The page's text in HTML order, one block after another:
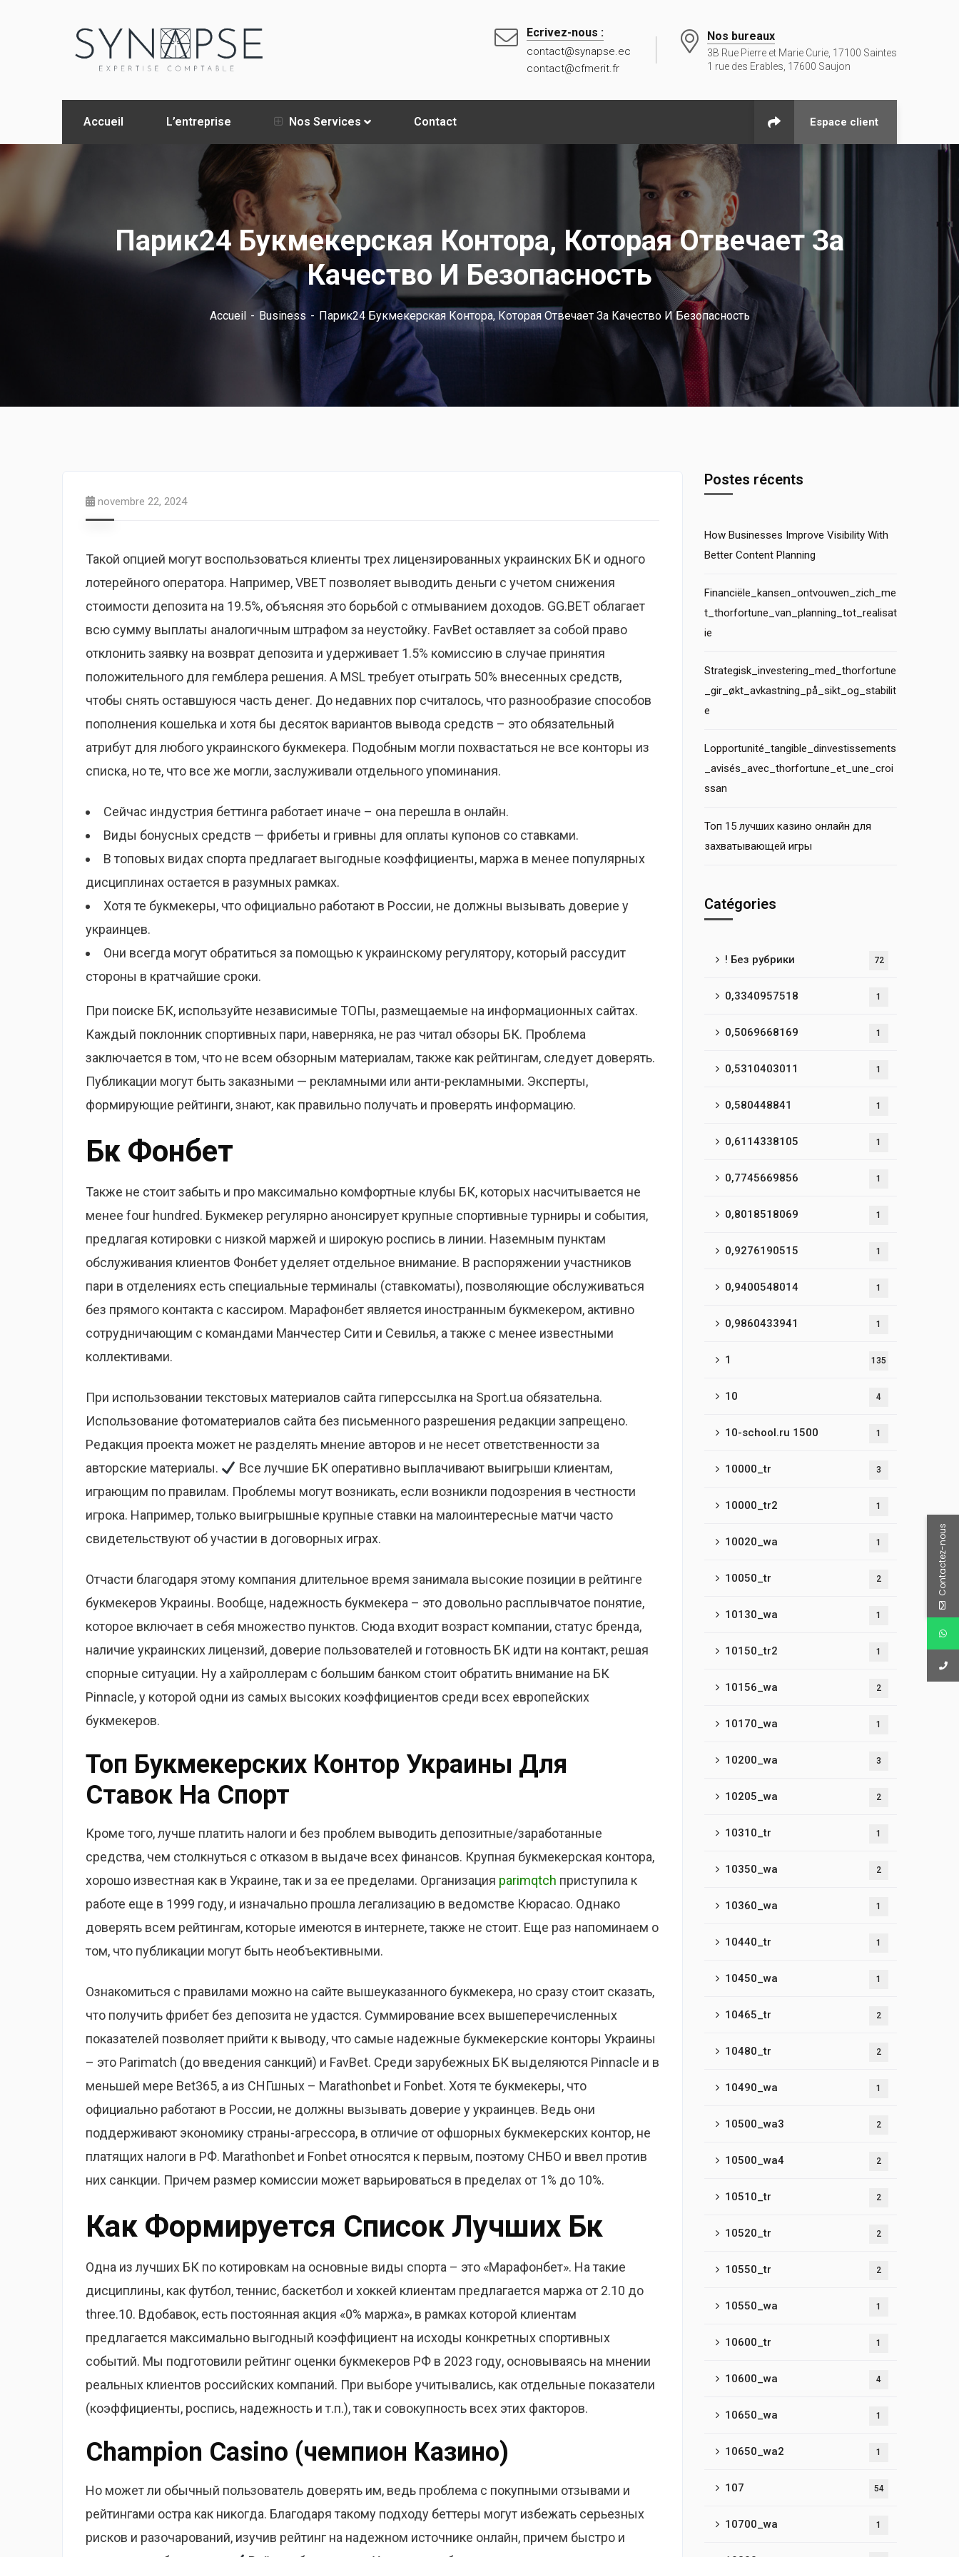
Ecrivez-nous :
contact@synapse.ec
contact@cfmerit.fr
Nos bureaux
3B Rue Pierre et Marie Curie, 17100 Saintes
1 rue des Erables, 17600 Saujon
Accueil L’entreprise Nos Services Contact Espace client
Парик24 Букмекерская Контора, Которая Отвечает За
Качество И Безопасность
Accueil Business Парик24 Букмекерская Контора, Которая Отвечает За Качество И Безопасность
novembre 22, 2024
Такой опцией могут воспользоваться клиенты трех лицензированных украинских БК и одного
лотерейного оператора. Например, VBET позволяет выводить деньги с учетом снижения
стоимости депозита на 19.5%, объясняя это борьбой с отмыванием доходов. GG.BET облагает
всю сумму выплаты аналогичным штрафом за неустойку. FavBet оставляет за собой право
отклонить заявку на возврат депозита и удерживает 1.5% комиссию в случае принятия
положительного для гемблера решения. А MSL требует отыграть 50% внесенных средств,
чтобы снять оставшуюся часть денег. До недавних пор считалось, что разнообразие способов
пополнения кошелька и хотя бы десяток вариантов вывода средств – это обязательный
атрибут для любого украинского букмекера. Подобным могли похвастаться не все конторы из
списка, но те, что все же могли, заслуживали отдельного упоминания.
Сейчас индустрия беттинга работает иначе – она перешла в онлайн.
Виды бонусных средств — фрибеты и гривны для оплаты купонов со ставками.
В топовых видах спорта предлагает выгодные коэффициенты, маржа в менее популярных
дисциплинах остается в разумных рамках.
Хотя те букмекеры, что официально работают в России, не должны вызывать доверие у
украинцев.
Они всегда могут обратиться за помощью к украинскому регулятору, который рассудит
стороны в кратчайшие сроки.
При поиске БК, используйте независимые ТОПы, размещаемые на информационных сайтах.
Каждый поклонник спортивных пари, наверняка, не раз читал обзоры БК. Проблема
заключается в том, что не всем обзорным материалам, также как рейтингам, следует доверять.
Публикации могут быть заказными — рекламными или анти-рекламными. Эксперты,
формирующие рейтинги, знают, как правильно получать и проверять информацию.
Бк Фонбет
Также не стоит забыть и про максимально комфортные клубы БК, которых насчитывается не
менее four hundred. Букмекер регулярно анонсирует крупные спортивные турниры и события,
предлагая котировки с низкой маржей и широкую роспись в линии. Наземным пунктам
обслуживания клиентов Фонбет уделяет отдельное внимание. В распоряжении участников
пари в отделениях есть специальные терминалы (ставкоматы), позволяющие обслуживаться
без прямого контакта с кассиром. Марафонбет является иностранным букмекером, активно
сотрудничающим с командами Манчестер Сити и Севилья, а также с менее известными
коллективами.
При использовании текстовых материалов сайта гиперссылка на Sport.ua обязательна.
Использование фотоматериалов сайта без письменного разрешения редакции запрещено.
Редакция проекта может не разделять мнение авторов и не несет ответственности за
авторские материалы.
Все лучшие БК оперативно выплачивают выигрыши клиентам,
играющим по правилам. Проблемы могут возникать, если возникли подозрения в честности
игрока. Например, только выигрышные крупные ставки на малоинтересные матчи часто
свидетельствуют об участии в договорных играх.
Отчасти благодаря этому компания длительное время занимала высокие позиции в рейтинге
букмекеров Украины. Вообще, надежность букмекера – это довольно расплывчатое понятие,
которое включает в себя множество пунктов. Сюда входит возраст компании, статус бренда,
наличие украинских лицензий, доверие пользователей и готовность БК идти на контакт, решая
спорные ситуации. Ну а хайроллерам с большим банком стоит обратить внимание на БК
Pinnacle, у которой одни из самых высоких коэффициентов среди всех европейских
букмекеров.
Топ Букмекерских Контор Украины Для
Ставок На Спорт
Кроме того, лучше платить налоги и без проблем выводить депозитные/заработанные
средства, чем столкнуться с отказом в выдаче всех финансов. Крупная букмекерская контора,
хорошо известная как в Украине, так и за ее пределами. Организация parimqtch приступила к
работе еще в 1999 году, и изначально прошла легализацию в ведомстве Кюрасао. Однако
доверять всем рейтингам, которые имеются в интернете, также не стоит. Еще раз напоминаем о
том, что публикации могут быть необъективными.
Ознакомиться с правилами можно на сайте вышеуказанного букмекера, но сразу стоит сказать,
что получить фрибет без депозита не удастся. Суммирование всех вышеперечисленных
показателей позволяет прийти к выводу, что самые надежные букмекерские конторы Украины
– это Parimatch (до введения санкций) и FavBet. Среди зарубежных БК выделяются Pinnacle и в
меньшей мере Bet365, а из СНГшных – Marathonbet и Fonbet. Хотя те букмекеры, что
официально работают в России, не должны вызывать доверие у украинцев. Ведь они
поддерживают экономику страны-агрессора, в отличие от офшорных букмекерских контор, не
платящих налоги в РФ. Marathonbet и Fonbet относятся к первым, поэтому СНБО и ввел против
них санкции. Причем размер комиссии может варьироваться в пределах от 1% до 10%.
Как Формируется Список Лучших Бк
Одна из лучших БК по котировкам на основные виды спорта – это «Марафонбет». На такие
дисциплины, как футбол, теннис, баскетбол и хоккей клиентам предлагается маржа от 2.10 до
three.10. Вдобавок, есть постоянная акция «0% маржа», в рамках которой клиентам
предлагается максимально выгодный коэффициент на исходы конкретных спортивных
событий. Мы подготовили рейтинг оценки букмекеров РФ в 2023 году, основываясь на мнении
реальных клиентов российских компаний. При выборе учитывались, как отдельные показатели
(коэффициенты, роспись, надежность и т.п.), так и совокупность всех этих факторов.
Champion Casino (чемпион Казино)
Но может ли обычный пользователь доверять им, ведь проблема с покупными отзывами и
рейтингами остра как никогда. Благодаря такому подходу беттеры могут избежать серьезных
рисков и разочарований, изучив рейтинг на надежном источнике онлайн, причем быстро и
Postes récents
How Businesses Improve Visibility With
Better Content Planning
Financiële_kansen_ontvouwen_zich_me
t_thorfortune_van_planning_tot_realisat
ie
Strategisk_investering_med_thorfortune
_gir_økt_avkastning_på_sikt_og_stabilit
e
Lopportunité_tangible_dinvestissements
_avisés_avec_thorfortune_et_une_croi
ssan
Топ 15 лучших казино онлайн для
захватывающей игры
Catégories
! Без рубрики 72
0,3340957518 1
0,5069668169 1
0,5310403011 1
0,580448841 1
0,6114338105 1
0,7745669856 1
0,8018518069 1
0,9276190515 1
0,9400548014 1
0,9860433941 1
1 135
10 4
10-school.ru 1500 1
10000_tr 3
10000_tr2 1
10020_wa 1
10050_tr 2
10130_wa 1
10150_tr2 1
10156_wa 2
10170_wa 1
10200_wa 3
10205_wa 2
10310_tr 1
10350_wa 2
10360_wa 1
10440_tr 1
10450_wa 1
10465_tr 2
10480_tr 2
10490_wa 1
10500_wa3 2
10500_wa4 2
10510_tr 2
10520_tr 2
10550_tr 2
10550_wa 1
10600_tr 1
10600_wa 4
10650_wa 1
10650_wa2 1
107 54
10700_wa 1
Contactez-nous